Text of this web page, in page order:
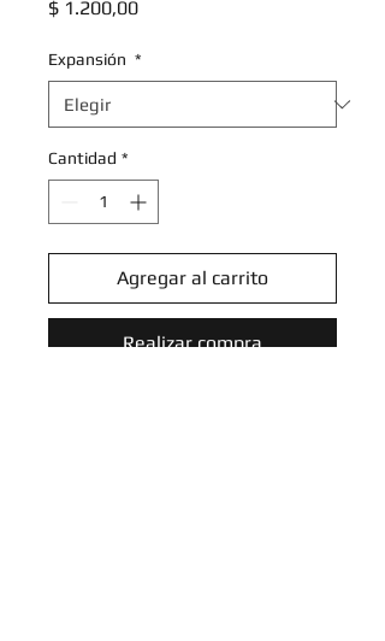
$ 1.200,00Precio
Expansión *
Cantidad *
Agregar al carrito
Realizar compra